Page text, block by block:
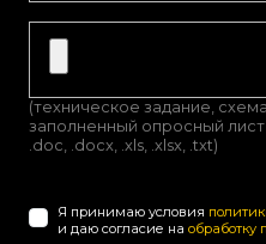
(техническое задание,
заполненный опросный лист
.doc, .docx, .xls, .xlsx, .txt)
Я принимаю условия
и даю согласие на обработку